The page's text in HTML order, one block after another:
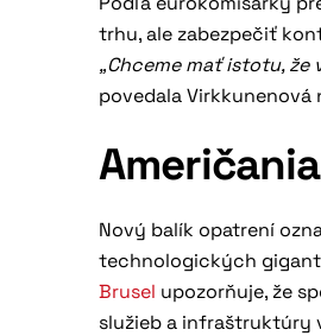
trhu, ale zabezpečiť
„Chceme mať istotu,
povedala Virkkunenová
Nový balík opatrení
technologických
Brusel upozorňuje, že
služieb a infraštruktúry